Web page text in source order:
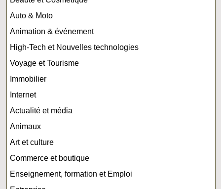
Auto & Moto
Animation & événement
High-Tech et Nouvelles technologies
Voyage et Tourisme
Immobilier
Internet
Actualité et média
Animaux
Art et culture
Commerce et boutique
Enseignement, formation et Emploi